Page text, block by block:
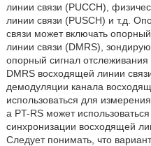
линии связи (PUCCH),
линии связи (PUSCH) и т.д.
связи может включать
линии связи (DMRS),
опорный сигнал
DMRS восходящей линии
демодуляции канала
использоваться для
a PT-RS может
синхронизации восходящей
Следует понимать, что